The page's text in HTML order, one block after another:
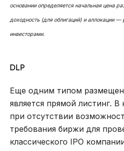
основании определяется начальная цена
доходность (для облигаций) и аллокации
инвесторами.
DLP
Еще одним типом
является прямой листинг. В
при отсутствии
требования биржи для
классического IPO